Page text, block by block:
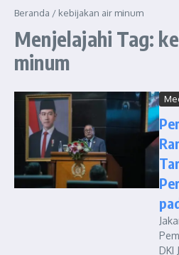
Beranda / kebijakan air minum
Menjelajahi Tag:
minum
DKI